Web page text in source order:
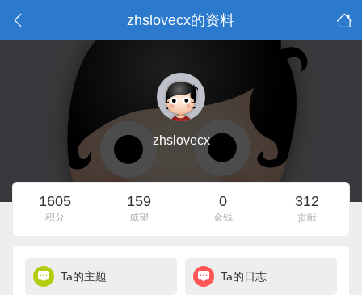
zhslovecx的资料
zhslovecx
1605
积分
159
威望
0
金钱
312
贡献
Ta的主题 Ta的日志